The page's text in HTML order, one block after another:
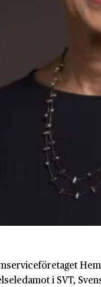
i SVT,